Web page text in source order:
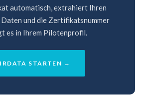
automatisch, extrahiert Ihren
Daten und die Zertifikatsnummer
es in Ihrem Pilotenprofil.
STARTEN →